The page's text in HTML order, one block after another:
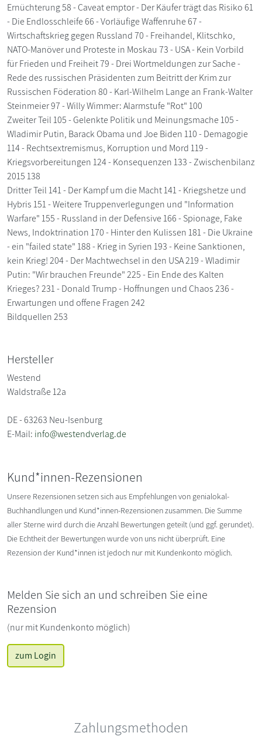
Ernüchterung 58 - Caveat emptor - Der Käufer trägt das Risiko 61
- Die Endlosschleife 66 - Vorläufige Waffenruhe 67 -
Wirtschaftskrieg gegen Russland 70 - Freihandel, Klitschko,
NATO-Manöver und Proteste in Moskau 73 - USA - Kein Vorbild
für Frieden und Freiheit 79 - Drei Wortmeldungen zur Sache -
Rede des russischen Präsidenten zum Beitritt der Krim zur
Russischen Föderation 80 - Karl-Wilhelm Lange an Frank-Walter
Steinmeier 97 - Willy Wimmer: Alarmstufe "Rot" 100
Zweiter Teil 105 - Gelenkte Politik und Meinungsmache 105 -
Wladimir Putin, Barack Obama und Joe Biden 110 - Demagogie
114 - Rechtsextremismus, Korruption und Mord 119 -
Kriegsvorbereitungen 124 - Konsequenzen 133 - Zwischenbilanz
2015 138
Dritter Teil 141 - Der Kampf um die Macht 141 - Kriegshetze und
Hybris 151 - Weitere Truppenverlegungen und "Information
Warfare" 155 - Russland in der Defensive 166 - Spionage, Fake
News, Indoktrination 170 - Hinter den Kulissen 181 - Die Ukraine
- ein "failed state" 188 - Krieg in Syrien 193 - Keine Sanktionen,
kein Krieg! 204 - Der Machtwechsel in den USA 219 - Wladimir
Putin: "Wir brauchen Freunde" 225 - Ein Ende des Kalten
Krieges? 231 - Donald Trump - Hoffnungen und Chaos 236 -
Erwartungen und offene Fragen 242
Bildquellen 253
Hersteller
Westend
Waldstraße 12a
DE - 63263 Neu-Isenburg
E-Mail: info@westendverlag.de
Kund*innen-Rezensionen
Unsere Rezensionen setzen sich aus Empfehlungen von genialokal-
Buchhandlungen und Kund*innen-Rezensionen zusammen. Die Summe
aller Sterne wird durch die Anzahl Bewertungen geteilt (und ggf. gerundet).
Die Echtheit der Bewertungen wurde von uns nicht überprüft. Eine
Rezension der Kund*innen ist jedoch nur mit Kundenkonto möglich.
Melden Sie sich an und schreiben Sie eine
Rezension
(nur mit Kundenkonto möglich)
zum Login
Zahlungsmethoden